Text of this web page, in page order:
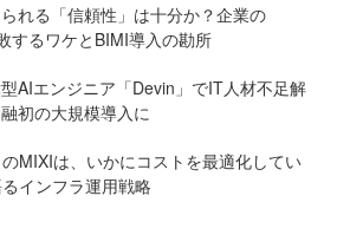
れる「信頼性」は十分か？企業の
するワケとBIMI導入の勘所
AIエンジニア「Devin」でIT人材不足解
初の大規模導入に
MIXIは、いかにコストを最適化してい
インフラ運用戦略